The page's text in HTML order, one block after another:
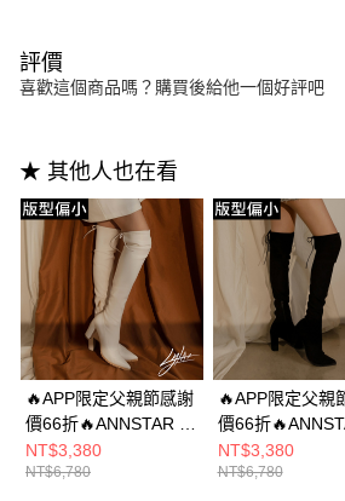
評價
喜歡這個商品嗎？購買後給他一個好評吧
★ 其他人也在看
🔥APP限定父親節感謝
價66折🔥ANNSTAR 蕾
菈聯名-辣妹特務過膝
彈力尖頭長靴8cm-白
NT$3,380
NT$6,780
🔥APP限定父親
價66折
菈聯名-辣妹特務
彈力防水絨布尖
NT$3,380
NT$6,780